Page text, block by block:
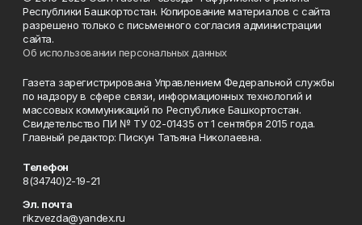
Республики Башкортостан. Копирование материалов с сайта
разрешено только с письменного согласия администрации
сайта.
Об использовании персональных данных
Газета зарегистрирована Управлением Федеральной службы
по надзору в сфере связи, информационных технологий и
массовых коммуникаций по Республике Башкортостан.
Свидетельство ПИ № ТУ 02-01435 от 1 сентября 2015 года.
Главный редактор: Пискун Татьяна Николаевна.
Телефон
8(34740)2-19-21
Эл. почта
rikzvezda@yandex.ru